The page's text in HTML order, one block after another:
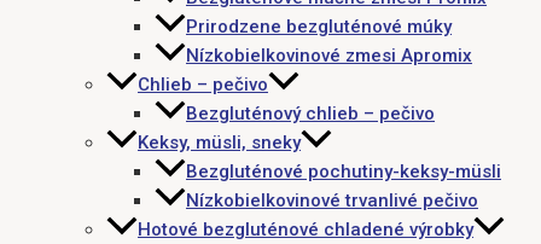
Prirodzene bezgluténové múky
Nízkobielkovinové zmesi Apromix
Chlieb – pečivo
Bezgluténový chlieb – pečivo
Keksy, müsli, sneky
Bezgluténové pochutiny-keksy-müsli
Nízkobielkovinové trvanlivé pečivo
Hotové bezgluténové chladené výrobky